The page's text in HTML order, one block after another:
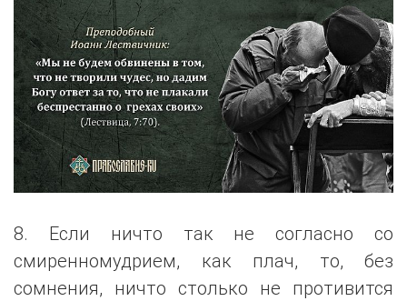
8. Если ничто так не согласно со
смиренномудрием, как плач, то, без
сомнения, ничто столько не противится